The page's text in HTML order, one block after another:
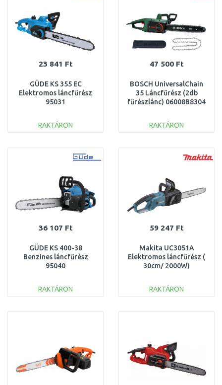
23 841 Ft
GÜDE KS 355 EC
Elektromos láncfűrész
95031
RAKTÁRON
Összehasonlítás
47 500 Ft
BOSCH UniversalChain
35 Láncfűrész (2db
fűrészlánc) 06008B8304
RAKTÁRON
Összehasonlítás
36 107 Ft
GÜDE KS 400-38
Benzines láncfűrész
95040
RAKTÁRON
59 247 Ft
Makita UC3051A
Elektromos láncfűrész (
30cm/ 2000W)
RAKTÁRON